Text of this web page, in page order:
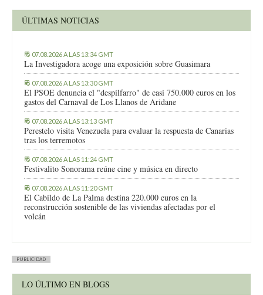
ÚLTIMAS NOTICIAS
07.08.2026 A LAS 13:34 GMT
La Investigadora acoge una exposición sobre Guasimara
07.08.2026 A LAS 13:30 GMT
El PSOE denuncia el "despilfarro" de casi 750.000 euros en los
gastos del Carnaval de Los Llanos de Aridane
07.08.2026 A LAS 13:13 GMT
Perestelo visita Venezuela para evaluar la respuesta de Canarias
tras los terremotos
07.08.2026 A LAS 11:24 GMT
Festivalito Sonorama reúne cine y música en directo
07.08.2026 A LAS 11:20 GMT
El Cabildo de La Palma destina 220.000 euros en la
reconstrucción sostenible de las viviendas afectadas por el
volcán
PUBLICIDAD
LO ÚLTIMO EN BLOGS